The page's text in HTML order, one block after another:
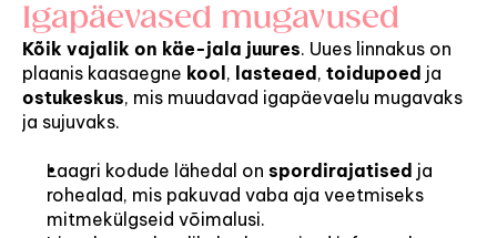
Igapäevased mugavused
Kõik vajalik on käe-jala juures. Uues linnakus on
plaanis kaasaegne kool , lasteaed , toidupoed
ostukeskus, mis muudavad igapäevaelu mugavaks
ja sujuvaks.
Laagri kodude lähedal on spordirajatised ja
rohealad, mis pakuvad vaba aja veetmiseks
mitmekülgseid võimalusi.